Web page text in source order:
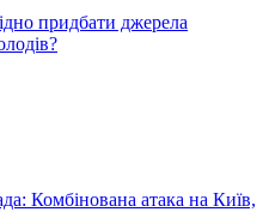
придбати джерела
Комбінована атака на Київ,